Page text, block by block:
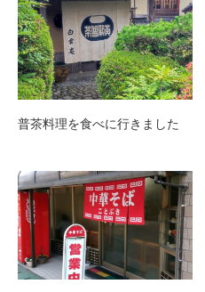
普茶料理を食べに行きました